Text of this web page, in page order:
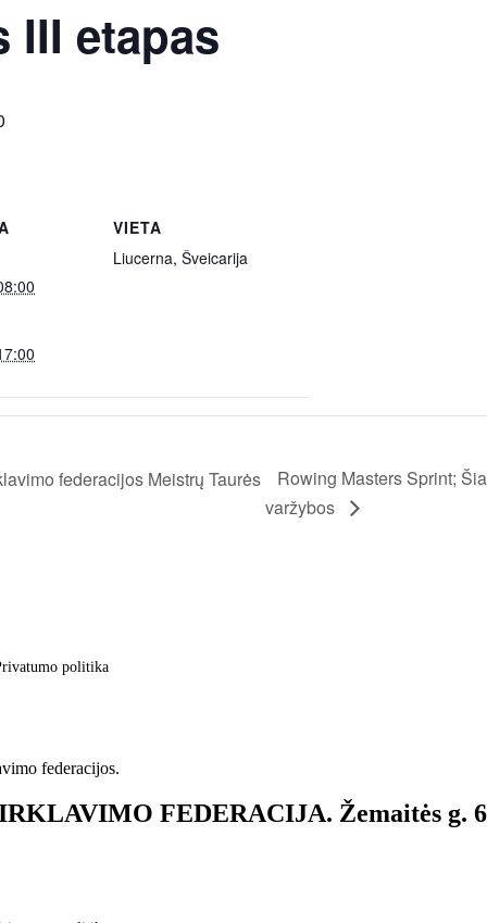
III etapas
VIETA
Liucerna, Šveicarija
federacijos Meistrų Taurės
Rowing Masters Sprint;
varžybos
politika
federacijos.
FEDERACIJA. Žemaitės g.